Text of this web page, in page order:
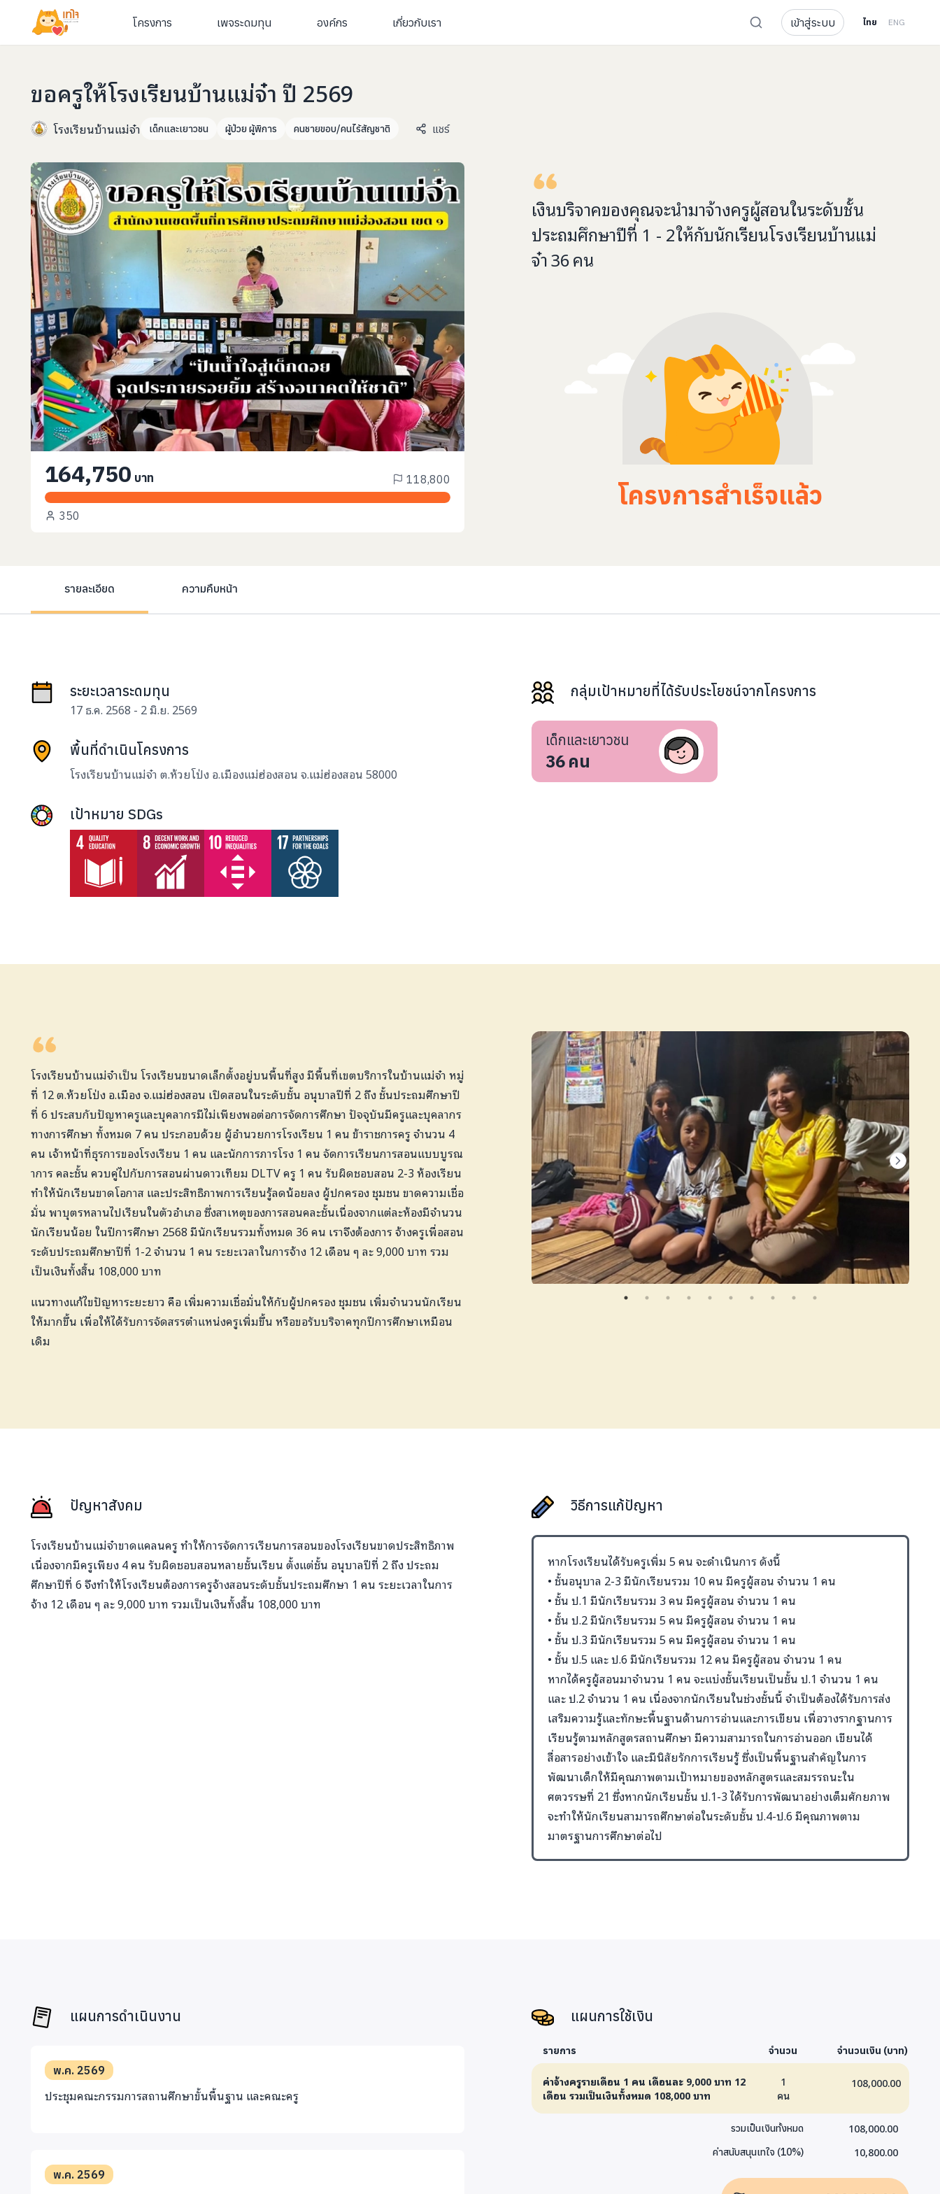
โครงการ เพจระดมทุน องค์กร เกี่ยวกับเรา เข้าสู่ระบบ ไทย ENG
ขอครูให้โรงเรียนบ้านแม่จ๋า ปี 2569
โรงเรียนบ้านแม่จ๋า เด็กและเยาวชน ผู้ป่วย ผู้พิการ คนชายขอบ/คนไร้สัญชาติ แชร์
164,750 บาท 118,800
350
เงินบริจาคของคุณจะนำมาจ้างครูผู้สอนในระดับชั้น
ประถมศึกษาปีที่ 1 - 2ให้กับนักเรียนโรงเรียนบ้านแม่
จ๋า36คน
โครงการสำเร็จแล้ว
รายละเอียด ความคืบหน้า
ระยะเวลาระดมทุน
17 ธ.ค. 2568 - 2 มิ.ย. 2569
พื้นที่ดำเนินโครงการ
โรงเรียนบ้านแม่จ๋า ต.ห้วยโป่ง อ.เมืองแม่ฮ่องสอน จ.แม่ฮ่องสอน 58000
เป้าหมาย SDGs
กลุ่มเป้าหมายที่ได้รับประโยชน์จากโครงการ
เด็กและเยาวชน
36 คน
โรงเรียนบ้านแม่จ๋าเป็น โรงเรียนขนาดเล็กตั้งอยู่บนพื้นที่สูง มีพื้นที่เขตบริการในบ้านแม่จ๋า หมู่
ที่ 12 ต.ห้วยโป่ง อ.เมือง จ.แม่ฮ่องสอน เปิดสอนในระดับชั้น อนุบาลปีที่ 2 ถึง ชั้นประถมศึกษาปี
ที่ 6 ประสบกับปัญหาครูและบุคลากรมีไม่เพียงพอต่อการจัดการศึกษา ปัจจุบันมีครูและบุคลากร
ทางการศึกษา ทั้งหมด 7 คน ประกอบด้วย ผู้อำนวยการโรงเรียน 1 คน ข้าราชการครู จำนวน 4
คน เจ้าหน้าที่ธุรการของโรงเรียน 1 คน และนักการภารโรง 1 คน จัดการเรียนการสอนแบบบูรณ
าการ คละชั้น ควบคู่ไปกับการสอนผ่านดาวเทียม DLTV ครู 1 คน รับผิดชอบสอน 2-3 ห้องเรียน
ทำให้นักเรียนขาดโอกาส และประสิทธิภาพการเรียนรู้ลดน้อยลง ผู้ปกครอง ชุมชน ขาดความเชื่อ
มั่น พาบุตรหลานไปเรียนในตัวอำเภอ ซึ่งสาเหตุของการสอนคละชั้นเนื่องจากแต่ละห้องมีจำนวน
นักเรียนน้อย ในปีการศึกษา 2568 มีนักเรียนรวมทั้งหมด 36 คน เราจึงต้องการ จ้างครูเพื่อสอน
ระดับประถมศึกษาปีที่ 1-2 จำนวน 1 คน ระยะเวลาในการจ้าง 12 เดือน ๆ ละ 9,000 บาท รวม
เป็นเงินทั้งสิ้น 108,000 บาท
แนวทางแก้ไขปัญหาระยะยาว คือ เพิ่มความเชื่อมั่นให้กับผู้ปกครอง ชุมชน เพิ่มจำนวนนักเรียน
ให้มากขึ้น เพื่อให้ได้รับการจัดสรรตำแหน่งครูเพิ่มขึ้น หรือขอรับบริจาคทุกปีการศึกษาเหมือน
เดิม
ปัญหาสังคม
โรงเรียนบ้านแม่จ๋าขาดแคลนครู ทำให้การจัดการเรียนการสอนของโรงเรียนขาดประสิทธิภาพ
เนื่องจากมีครูเพียง 4 คน รับผิดชอบสอนหลายชั้นเรียน ตั้งแต่ชั้น อนุบาลปีที่ 2 ถึง ประถม
ศึกษาปีที่ 6 จึงทำให้โรงเรียนต้องการครูจ้างสอนระดับชั้นประถมศึกษา 1 คน ระยะเวลาในการ
จ้าง 12 เดือน ๆ ละ 9,000 บาท รวมเป็นเงินทั้งสิ้น 108,000 บาท
วิธีการแก้ปัญหา
หากโรงเรียนได้รับครูเพิ่ม 5 คน จะดำเนินการ ดังนี้
• ชั้นอนุบาล 2-3 มีนักเรียนรวม 10 คน มีครูผู้สอน จำนวน 1 คน
• ชั้น ป.1 มีนักเรียนรวม 3 คน มีครูผู้สอน จำนวน 1 คน
• ชั้น ป.2 มีนักเรียนรวม 5 คน มีครูผู้สอน จำนวน 1 คน
• ชั้น ป.3 มีนักเรียนรวม 5 คน มีครูผู้สอน จำนวน 1 คน
• ชั้น ป.5 และ ป.6 มีนักเรียนรวม 12 คน มีครูผู้สอน จำนวน 1 คน
หากได้ครูผู้สอนมาจำนวน 1 คน จะแบ่งชั้นเรียนเป็นชั้น ป.1 จำนวน 1 คน
และ ป.2 จำนวน 1 คน เนื่องจากนักเรียนในช่วงชั้นนี้ จำเป็นต้องได้รับการส่ง
เสริมความรู้และทักษะพื้นฐานด้านการอ่านและการเขียน เพื่อวางรากฐานการ
เรียนรู้ตามหลักสูตรสถานศึกษา มีความสามารถในการอ่านออก เขียนได้
สื่อสารอย่างเข้าใจ และมีนิสัยรักการเรียนรู้ ซึ่งเป็นพื้นฐานสำคัญในการ
พัฒนาเด็กให้มีคุณภาพตามเป้าหมายของหลักสูตรและสมรรถนะใน
ศตวรรษที่ 21 ซึ่งหากนักเรียนชั้น ป.1-3 ได้รับการพัฒนาอย่างเต็มศักยภาพ
จะทำให้นักเรียนสามารถศึกษาต่อในระดับชั้น ป.4-ป.6 มีคุณภาพตาม
มาตรฐานการศึกษาต่อไป
แผนการดำเนินงาน
พ.ค. 2569
ประชุมคณะกรรมการสถานศึกษาขั้นพื้นฐาน และคณะครู
พ.ค. 2569
แผนการใช้เงิน
รายการ จำนวน จำนวนเงิน (บาท)
ค่าจ้างครูรายเดือน 1 คน เดือนละ 9,000 บาท 12
เดือน รวมเป็นเงินทั้งหมด 108,000 บาท
1
คน
108,000.00
รวมเป็นเงินทั้งหมด 108,000.00
ค่าสนับสนุนเทใจ (10%) 10,800.00